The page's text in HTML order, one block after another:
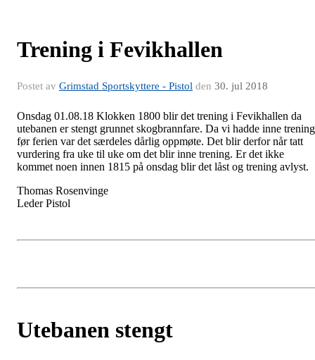
Trening i Fevikhallen
Postet av Grimstad Sportskyttere - Pistol den 30. jul 2018
Onsdag 01.08.18 Klokken 1800 blir det trening i Fevikhallen da
utebanen er stengt grunnet skogbrannfare. Da vi hadde inne trening
før ferien var det særdeles dårlig oppmøte. Det blir derfor når tatt
vurdering fra uke til uke om det blir inne trening. Er det ikke
kommet noen innen 1815 på onsdag blir det låst og trening avlyst.
Thomas Rosenvinge
Leder Pistol
Utebanen stengt